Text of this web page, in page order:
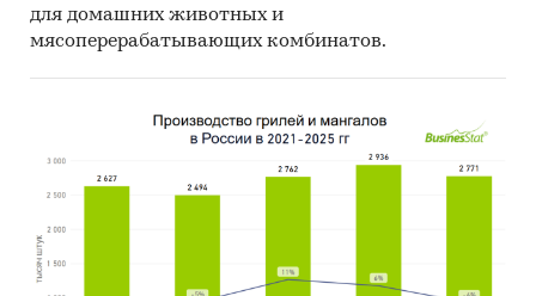
для домашних животных и
мясоперерабатывающих комбинатов.